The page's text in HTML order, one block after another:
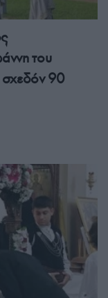
του
90